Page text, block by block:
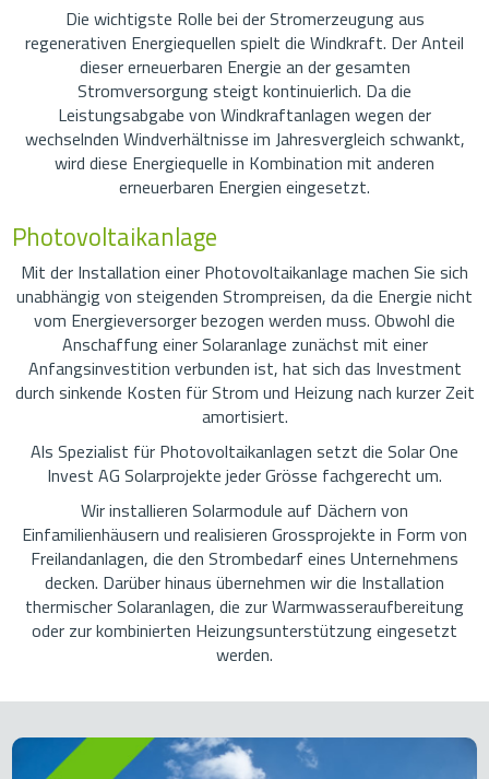
Die wichtigste Rolle bei der Stromerzeugung aus
regenerativen Energiequellen spielt die Windkraft. Der Anteil
dieser erneuerbaren Energie an der gesamten
Stromversorgung steigt kontinuierlich. Da die
Leistungsabgabe von Windkraftanlagen wegen der
wechselnden Windverhältnisse im Jahresvergleich schwankt,
wird diese Energiequelle in Kombination mit anderen
erneuerbaren Energien eingesetzt.
Photovoltaikanlage
Mit der Installation einer Photovoltaikanlage machen Sie sich
unabhängig von steigenden Strompreisen, da die Energie nicht
vom Energieversorger bezogen werden muss. Obwohl die
Anschaffung einer Solaranlage zunächst mit einer
Anfangsinvestition verbunden ist, hat sich das Investment
durch sinkende Kosten für Strom und Heizung nach kurzer Zeit
amortisiert.
Als Spezialist für Photovoltaikanlagen setzt die Solar One
Invest AG Solarprojekte jeder Grösse fachgerecht um.
Wir installieren Solarmodule auf Dächern von
Einfamilienhäusern und realisieren Grossprojekte in Form von
Freilandanlagen, die den Strombedarf eines Unternehmens
decken. Darüber hinaus übernehmen wir die Installation
thermischer Solaranlagen, die zur Warmwasseraufbereitung
oder zur kombinierten Heizungsunterstützung eingesetzt
werden.